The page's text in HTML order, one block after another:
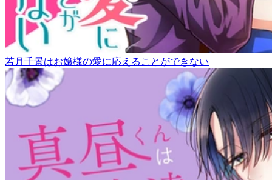
若月千景はお嬢様の愛に応えることができない